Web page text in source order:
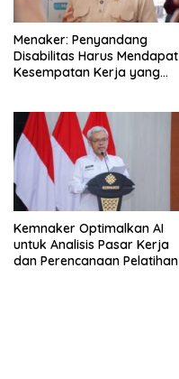
Menaker: Penyandang
Disabilitas Harus Mendapat
Kesempatan Kerja yang
Kemnaker Optimalkan AI
untuk Analisis Pasar Kerja
dan Perencanaan Pelatihan